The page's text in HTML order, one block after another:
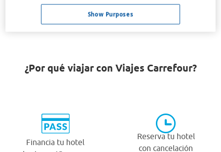
VER TODOS LOS HOTELES BARATOS EN LEBANON
¿Por qué viajar con Viajes Carrefour?
Financia tu hotel
Reserva tu hotel
con cancelación
Show Purposes